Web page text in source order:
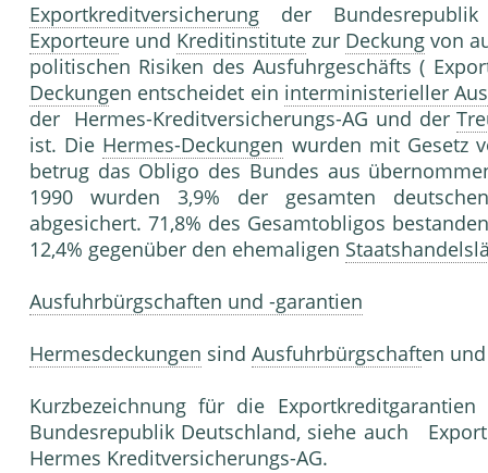
Exportkreditversicherung der Bundesrepublik
Exporteure und Kreditinstitute zur Deckung von
politischen Risiken des Ausfuhrgeschäfts (
Deckungen entscheidet ein interministerieller
der Hermes-Kreditversicherungs-AG und der
ist. Die Hermes-Deckungen wurden mit Gesetz
betrug das Obligo des Bundes aus
1990 wurden 3,9% der gesamten
abgesichert. 71,8% des Gesamtobligos
12,4% gegenüber den ehemaligen
Ausfuhrbürgschaften und -garantien
Hermesdeckungen sind Ausfuhrbürgschaften
Kurzbezeichnung für die
Bundesrepublik Deutschland, siehe auch
Hermes Kreditversiche­rungs-AG.